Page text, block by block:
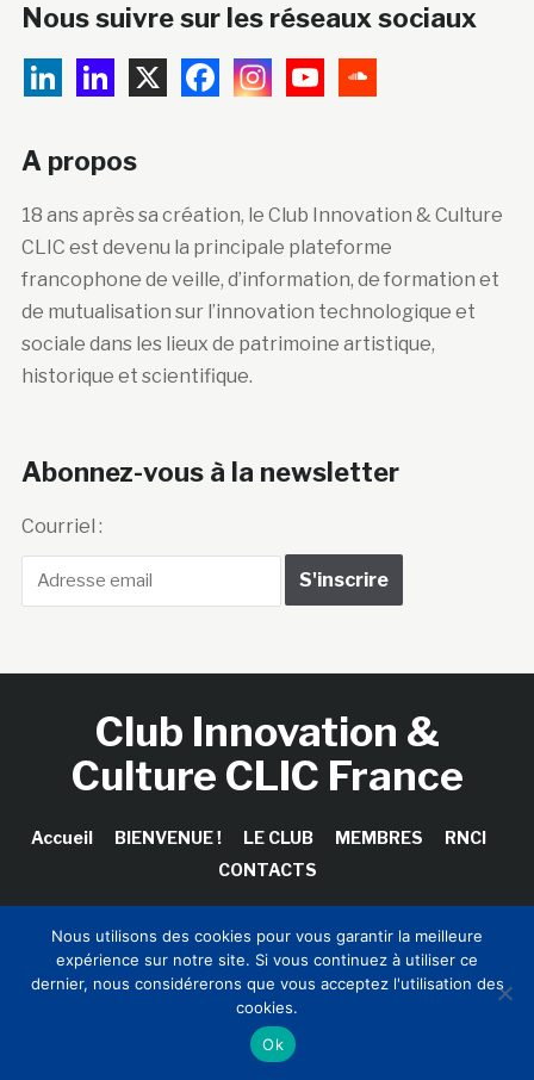
Nous suivre sur les réseaux sociaux
A propos
18 ans après sa création, le Club Innovation & Culture
CLIC est devenu la principale plateforme
francophone de veille, d’information, de formation et
de mutualisation sur l’innovation technologique et
sociale dans les lieux de patrimoine artistique,
historique et scientifique.
Abonnez-vous à la newsletter
Courriel :
Club Innovation &
Culture CLIC France
Accueil BIENVENUE ! LE CLUB MEMBRES
RNCI
CONTACTS
Copyright © 2026 Club Innovation & Culture CLIC France /
Sinapses Conseils
Nous utilisons des cookies pour vous garantir la meilleure
expérience sur notre site. Si vous continuez à utiliser ce
dernier, nous considérerons que vous acceptez l'utilisation des
cookies.
Ok